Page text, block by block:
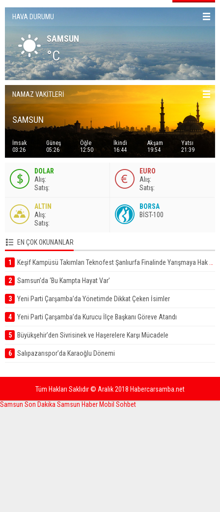
HAVA DURUMU
SAMSUN
°C
NAMAZ VAKİTLERİ
SAMSUN
İmsak
03:26
Güneş
05:26
Öğle
12:50
İkindi
16:44
Akşam
19:54
Yatsı
21:39
DOLAR
Alış:
Satış:
EURO
Alış:
Satış:
ALTIN
Alış:
Satış:
BORSA
BİST-100
EN ÇOK OKUNANLAR
1 Keşif Kampüsü Takımları Teknofest Şanlıurfa Finalinde Yarışmaya Hak Kazandı
2 Samsun’da ‘Bu Kampta Hayat Var’
3 Yeni Parti Çarşamba’da Yönetimde Dikkat Çeken İsimler
4 Yeni Parti Çarşamba’da Kurucu İlçe Başkanı Göreve Atandı
5 Büyükşehir’den Sivrisinek ve Haşerelere Karşı Mücadele
6 Salıpazarıspor’da Karaoğlu Dönemi
Tüm Hakları Saklıdır © Aralık 2018 Habercarsamba.net
Samsun Son DakikaSamsun Haber Mobil Sohbet